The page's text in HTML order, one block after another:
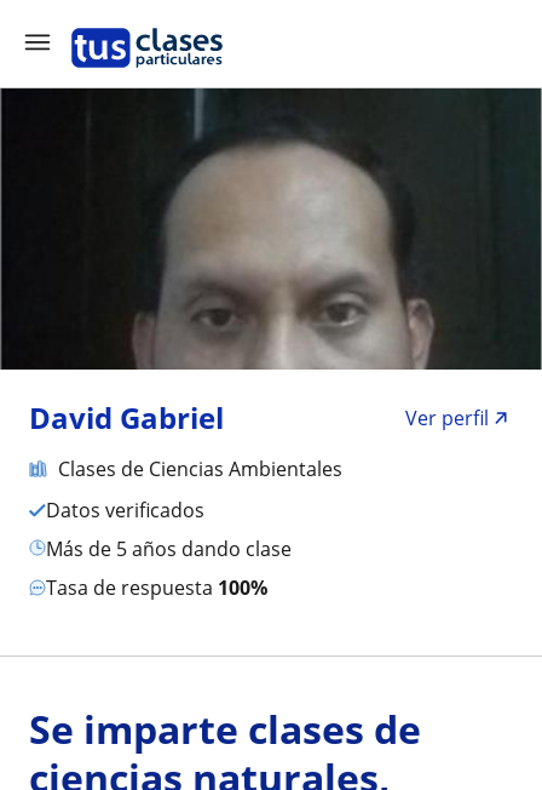
David Gabriel
Ver perfil
Clases de Ciencias Ambientales
Datos verificados
más de 5 años dando clase
Tasa de respuesta 100%
Se imparte clases de
ciencias naturales,